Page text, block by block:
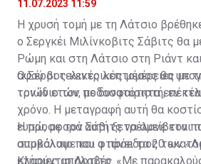
11.07.2023 11:59
Η χρυσή τομή με τη Λάτσιο
ο Σεργκέι Μιλίνκοβιτς Σάβιτς θα
Ρώμη και στη Λάτσιο στη Ριάντ
αφού οι τελικές λεπτομέρειες με
τον ίδιο τον ποδοσφαιριστή, εν
Ο Σέρβος κεντρικός μέσος θα
τριών ετών, με δυνατότητα
χρόνο. Η μεταγραφή αυτή θα
ευρώ, με τον Σάβιτς να αμείβεται
συμβόλαιο που φτάνει τα 20
ετήσιες απολαβές.
Η προσφορά αυτή ξετρέλανε τον
αποκάλυψε και ο πρόεδρος των
Κλαούντιο Λοτίτο. «Με